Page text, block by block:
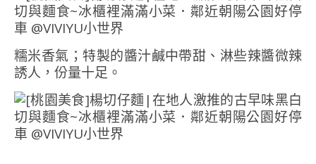
糯米香氣；特製的醬汁鹹中帶甜、淋些辣醬微辣
誘人，份量十足。